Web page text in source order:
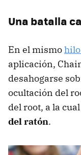
Una batalla
En el mismo
aplicación,
desahogarse
ocultación del
del root, a la
del ratón.